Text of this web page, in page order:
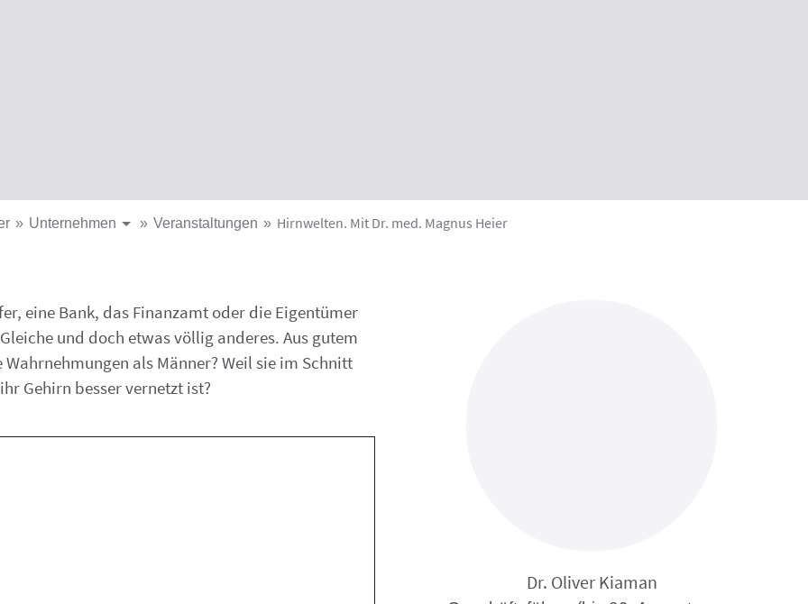
Unternehmen Veranstaltungen Hirnwelten. Mit Dr. med. Magnus Heier
eine Bank, das Finanzamt oder die Eigentümer
und doch etwas völlig anderes. Aus gutem
als Männer? Weil sie im Schnitt
Gehirn besser vernetzt ist?
Dr. Oliver Kiaman